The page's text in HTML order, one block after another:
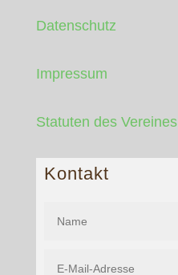
Datenschutz
Impressum
Statuten des Vereines
Kontakt